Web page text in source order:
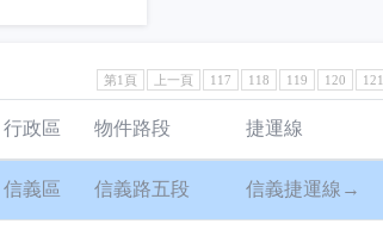
第1頁 上一頁 117 118 119 120 121
行政區 物件路段 捷運線
信義區 信義路五段 信義捷運線→